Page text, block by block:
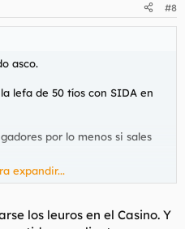
#8
asco.
lefa de 50 tíos con SIDA en
por lo menos si sales
Mientras ves brillar en el
expandir...
los leuros en el Casino. Y